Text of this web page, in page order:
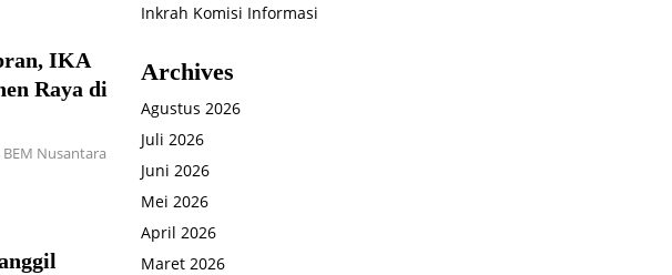
IKA
Raya di
Nusantara
Inkrah Komisi Informasi
Archives
Agustus 2026
Juli 2026
Juni 2026
Mei 2026
April 2026
Maret 2026